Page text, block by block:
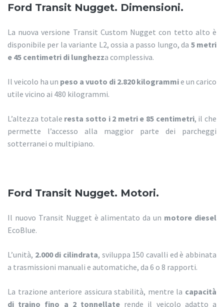
Ford Transit Nugget. Dimensioni.
La nuova versione Transit Custom Nugget con tetto alto è
disponibile per la variante L2, ossia a passo lungo, da 5 metri
e 45 centimetri di lunghezza complessiva.
Il veicolo ha un peso a vuoto di 2.820 kilogrammie un carico
utile vicino ai 480 kilogrammi.
L’altezza totale resta sotto i 2 metri e 85 centimetri, il che
permette l’accesso alla maggior parte dei parcheggi
sotterranei o multipiano.
Ford Transit Nugget. Motori.
Il nuovo Transit Nugget è alimentato da un motore diesel
EcoBlue.
L’unità, 2.000 di cilindrata, sviluppa 150 cavalli ed è abbinata
a trasmissioni manuali e automatiche, da 6 o 8 rapporti.
La trazione anteriore assicura stabilità, mentre la capacità
di traino fino a 2 tonnellate rende il veicolo adatto a